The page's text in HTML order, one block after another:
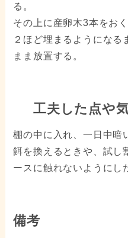
る。
その上に産卵木3本をお
２ほど埋まるようになる
まま放置する。
工夫した点や
棚の中に入れ、一日中暗
餌を換えるときや、試し
ースに触れないようにし
備考